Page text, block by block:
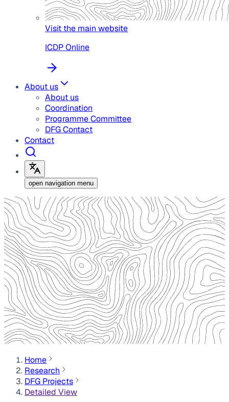
Visit the main website
ICDP Online
About us
About us
Coordination
Programme Committee
DFG Contact
Contact
open navigation menu
Home
Research
DFG Projects
Detailed View